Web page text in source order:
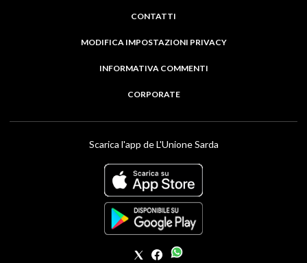
CONTATTI
MODIFICA IMPOSTAZIONI PRIVACY
INFORMATIVA COMMENTI
CORPORATE
Scarica l'app de L'Unione Sarda